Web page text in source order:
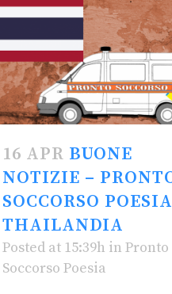
16 APR BUONE
NOTIZIE –
SOCCORSO
THAILANDIA
Posted at 15:39h in Pronto
Soccorso Poesia